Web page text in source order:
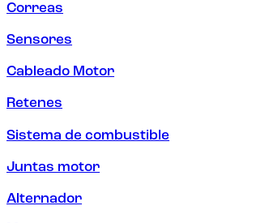
Correas
Sensores
Cableado Motor
Retenes
Sistema de combustible
Juntas motor
Alternador